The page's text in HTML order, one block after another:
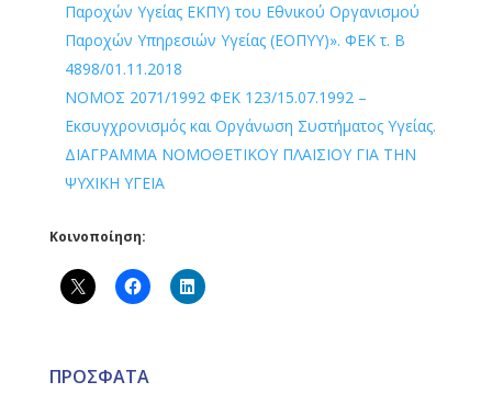
Παροχών Υγείας ΕΚΠΥ) του Εθνικού Οργανισμού
Παροχών Υπηρεσιών Υγείας (ΕΟΠΥΥ)». ΦΕΚ τ. Β
4898/01.11.2018
ΝΟΜΟΣ 2071/1992 ΦΕΚ 123/15.07.1992 –
Εκσυγχρονισμός και Οργάνωση Συστήματος Υγείας.
ΔΙΑΓΡΑΜΜΑ ΝΟΜΟΘΕΤΙΚΟΥ ΠΛΑΙΣΙΟΥ ΓΙΑ ΤΗΝ
ΨΥΧΙΚΗ ΥΓΕΙΑ
Κοινοποίηση:
ΠΡΟΣΦΑΤΑ